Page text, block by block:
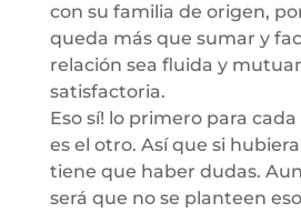
con su familia de origen,
queda más que sumar y
relación sea fluida y
satisfactoria.
Eso sí! lo primero para
es el otro. Así que si
tiene que haber dudas.
será que no se planteen